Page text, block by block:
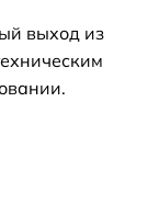
выход из